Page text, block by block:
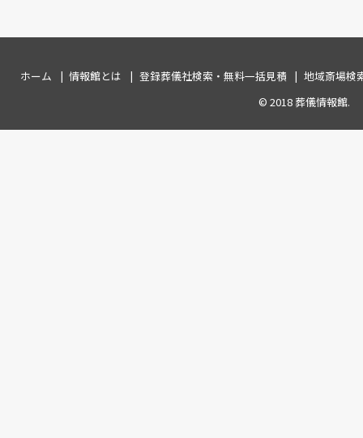
ホーム 情報館とは 登録葬儀社検索・無料一括見積
地域斎場検
© 2018葬儀情報館.